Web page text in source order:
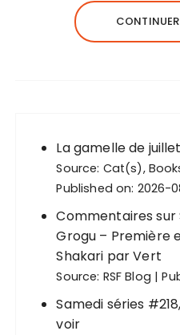
La gamelle de
Source: Cat(s),
Published on: 2026-
Commentaires sur
Grogu – Première
Shakari par Vert
Source: RSF Blog
Samedi séries
voir